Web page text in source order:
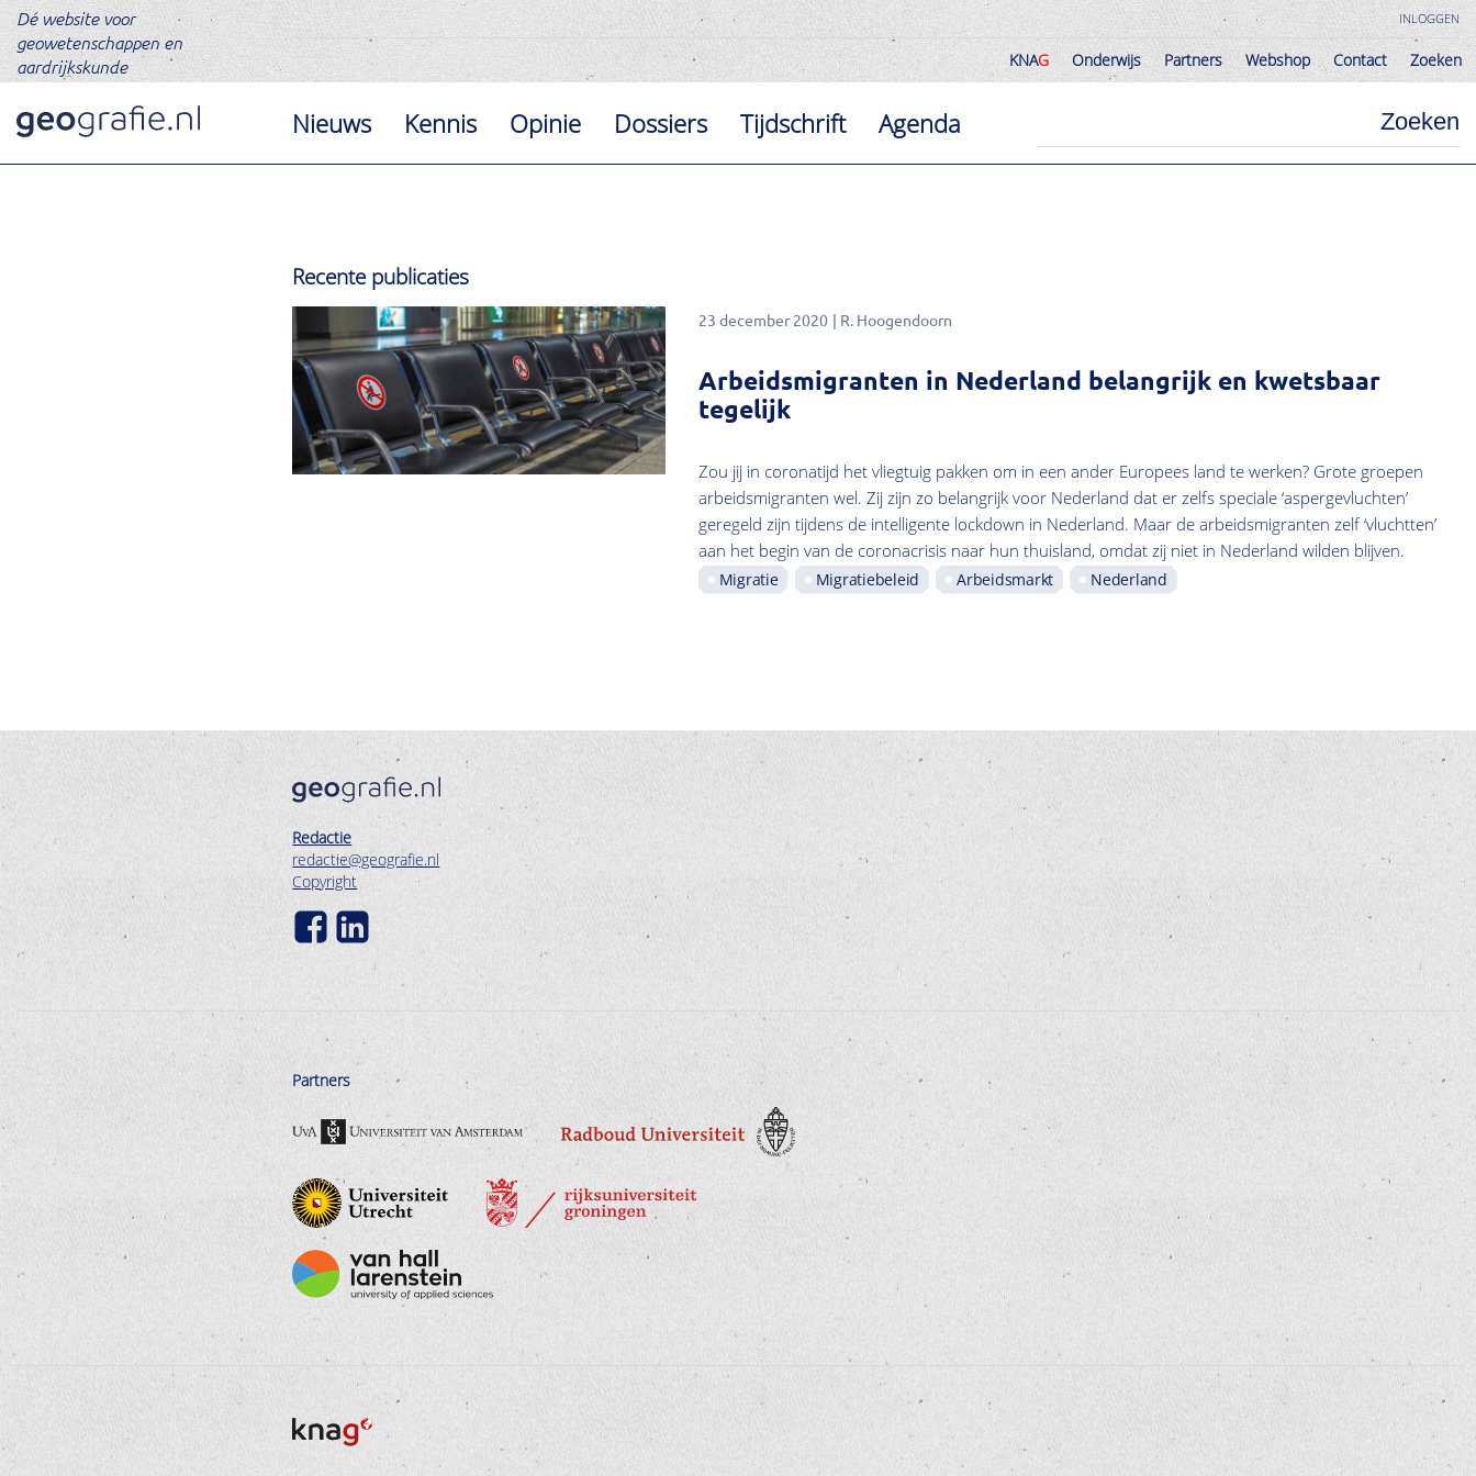
Dé website voor
geowetenschappen en
aardrijkskunde
INLOGGEN
KNAG Onderwijs Partners Webshop Contact Zoeken
Nieuws Kennis Opinie Dossiers Tijdschrift Agenda
Recente publicaties
23 december 2020 R. Hoogendoorn
Arbeidsmigranten in Nederland belangrijk en kwetsbaar
tegelijk
Zou jij in coronatijd het vliegtuig pakken om in een ander Europees land te werken? Grote groepen
arbeidsmigranten wel. Zij zijn zo belangrijk voor Nederland dat er zelfs speciale ‘aspergevluchten’
geregeld zijn tijdens de intelligente lockdown in Nederland. Maar de arbeidsmigranten zelf ‘vluchtten’
aan het begin van de coronacrisis naar hun thuisland, omdat zij niet in Nederland wilden blijven.
Migratie Migratiebeleid Arbeidsmarkt Nederland
Redactie
redactie@geografie.nl
Copyright
Partners